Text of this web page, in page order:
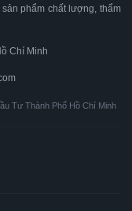
phẩm chất lượng, thẩm
Chí Minh
Tư Thành Phố Hồ Chí Minh